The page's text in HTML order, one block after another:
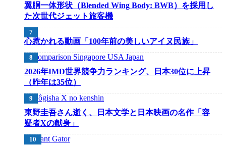
翼胴一体形状（Blended Wing Body: BWB）を採用し
た次世代ジェット旅客機
心惹かれる動画「100年前の美しいアイヌ民族」
2026年IMD世界競争力ランキング、日本30位に上昇
（昨年は35位）
東野圭吾さん逝く、日本文学と日本映画の名作「容
疑者Xの献身」